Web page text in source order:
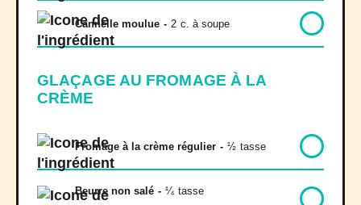
Cannelle moulue - 2 c. à soupe
GLAÇAGE AU FROMAGE À LA
CRÈME
Fromage à la crème régulier - ½ tasse
Beurre non salé - ¼ tasse